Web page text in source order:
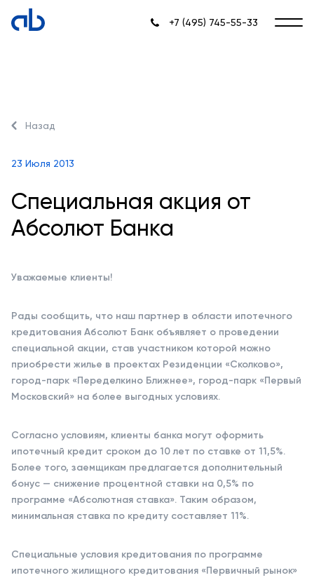
+7 (495) 745-55-33
Назад
23 Июля 2013
Специальная акция от
Абсолют Банка
Уважаемые клиенты!
Рады сообщить, что наш партнер в области ипотечного
кредитования Абсолют Банк объявляет о проведении
специальной акции, став участником которой можно
приобрести жилье в проектах Резиденции «Сколково»,
город-парк «Переделкино Ближнее», город-парк «Первый
Московский» на более выгодных условиях.
Согласно условиям, клиенты банка могут оформить
ипотечный кредит сроком до 10 лет по ставке от 11,5%.
Более того, заемщикам предлагается дополнительный
бонус — снижение процентной ставки на 0,5% по
программе «Абсолютная ставка». Таким образом,
минимальная ставка по кредиту составляет 11%.
Специальные условия кредитования по программе
ипотечного жилищного кредитования «Первичный рынок»